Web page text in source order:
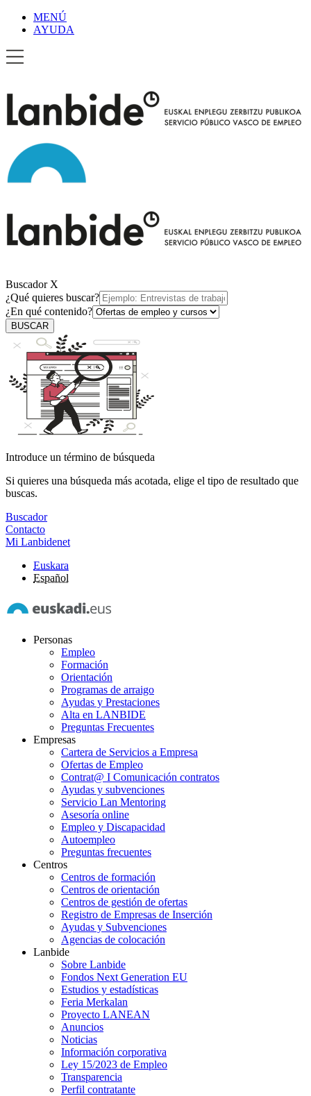
MENÚ
AYUDA
Buscador X
¿Qué quieres buscar?
¿En qué contenido?
BUSCAR
Introduce un término de búsqueda
Si quieres una búsqueda más acotada, elige el tipo de resultado que
buscas.
Buscador
Contacto
Mi Lanbidenet
Euskara
Español
Personas
Empleo
Formación
Orientación
Programas de arraigo
Ayudas y Prestaciones
Alta en LANBIDE
Preguntas Frecuentes
Empresas
Cartera de Servicios a Empresa
Ofertas de Empleo
Contrat@ I Comunicación contratos
Ayudas y subvenciones
Servicio Lan Mentoring
Asesoría online
Empleo y Discapacidad
Autoempleo
Preguntas frecuentes
Centros
Centros de formación
Centros de orientación
Centros de gestión de ofertas
Registro de Empresas de Inserción
Ayudas y Subvenciones
Agencias de colocación
Lanbide
Sobre Lanbide
Fondos Next Generation EU
Estudios y estadísticas
Feria Merkalan
Proyecto LANEAN
Anuncios
Noticias
Información corporativa
Ley 15/2023 de Empleo
Transparencia
Perfil contratante